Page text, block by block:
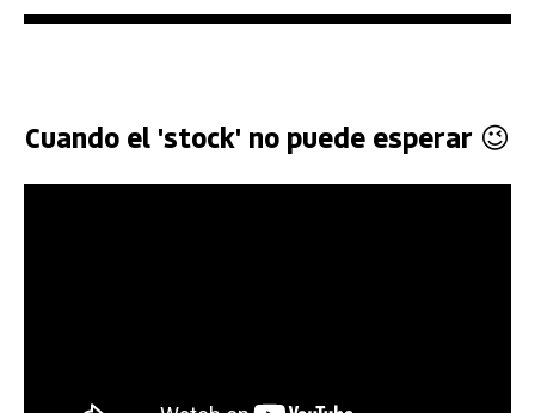
Cuando el 'stock' no puede esperar 😉